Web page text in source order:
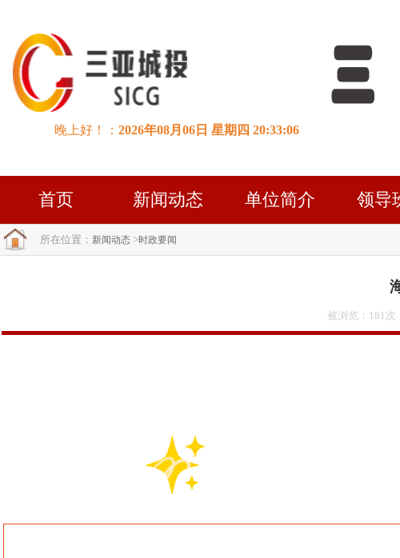
首页 新闻动态 单位简介 领导
所在位置： 新闻动态 >时政要闻
被浏览：181